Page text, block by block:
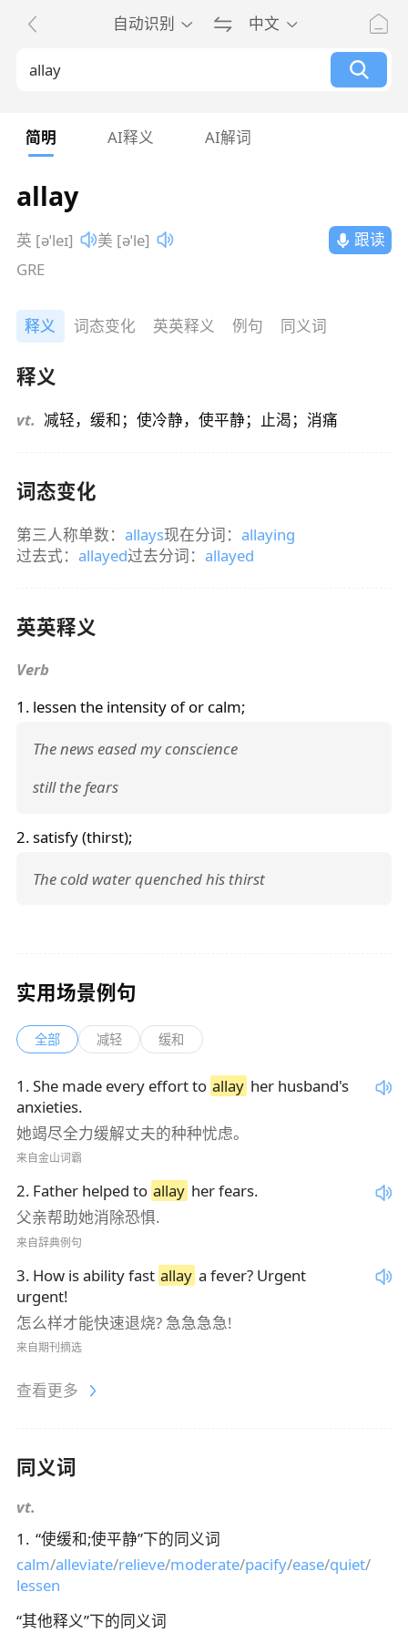
自动识别 中文
简明 AI释义 AI解词
allay
英 [əˈleɪ] 美 [əˈle]
跟读
GRE
释义 词态变化 英英释义 例句 同义词
释义
vt. 减轻，缓和；使冷静，使平静；止渴；消痛
词态变化
第三人称单数： allays现在分词： allaying
过去式： allayed过去分词： allayed
英英释义
Verb
1. lessen the intensity of or calm;
The news eased my conscience
still the fears
2. satisfy (thirst);
The cold water quenched his thirst
实用场景例句
全部 减轻 缓和
1 .She made every effort to allay her husband's
anxieties.
她竭尽全力缓解丈夫的种种忧虑。
来自金山词霸
2. Father helped to allay her fears.
父亲帮助她消除恐惧.
来自辞典例句
3. How is ability fast allay a fever? Urgent
urgent!
怎么样才能快速退烧? 急急急急!
来自期刊摘选
查看更多
同义词
vt.
1 . “使缓和;使平静”下的同义词
calm/alleviate/relieve/moderate/pacify/ease/quiet/
lessen
“其他释义”下的同义词